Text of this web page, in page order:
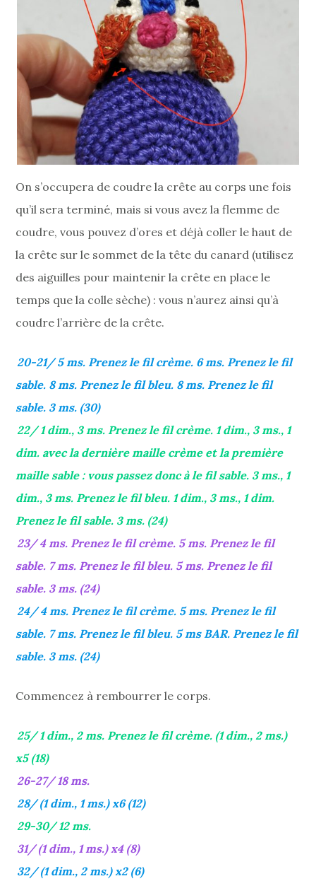
On s’occupera de coudre la crête au corps une fois
qu’il sera terminé, mais si vous avez la flemme de
coudre, vous pouvez d’ores et déjà coller le haut de
la crête sur le sommet de la tête du canard (utilisez
des aiguilles pour maintenir la crête en place le
temps que la colle sèche) : vous n’aurez ainsi qu’à
coudre l’arrière de la crête.
20-21/ 5 ms. Prenez le fil crème. 6 ms. Prenez le fil
sable. 8 ms. Prenez le fil bleu. 8 ms. Prenez le fil
sable. 3 ms. (30)
22/ 1 dim., 3 ms. Prenez le fil crème. 1 dim., 3 ms., 1
dim. avec la dernière maille crème et la première
maille sable : vous passez donc à le fil sable. 3 ms., 1
dim., 3 ms. Prenez le fil bleu. 1 dim., 3 ms., 1 dim.
Prenez le fil sable. 3 ms. (24)
23/ 4 ms. Prenez le fil crème. 5 ms. Prenez le fil
sable. 7 ms. Prenez le fil bleu. 5 ms. Prenez le fil
sable. 3 ms. (24)
24/ 4 ms. Prenez le fil crème. 5 ms. Prenez le fil
sable. 7 ms. Prenez le fil bleu. 5 ms BAR. Prenez le fil
sable. 3 ms. (24)
Commencez à rembourrer le corps.
25/ 1 dim., 2 ms. Prenez le fil crème. (1 dim., 2 ms.)
x5 (18)
26-27/ 18 ms.
28/ (1 dim., 1 ms.) x6 (12)
29-30/ 12 ms.
31/ (1 dim., 1 ms.) x4 (8)
32/ (1 dim., 2 ms.) x2 (6)